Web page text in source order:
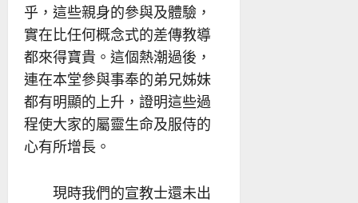
乎，這些親身的參與及體驗，
實在比任何概念式的差傳教導
都來得寶貴。這個熱潮過後，
連在本堂參與事奉的弟兄姊妹
都有明顯的上升，證明這些過
程使大家的屬靈生命及服侍的
心有所增長。
現時我們的宣教士還未出